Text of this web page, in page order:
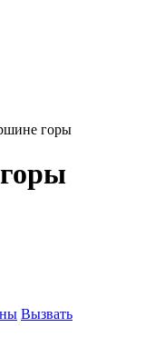
горы
Вызвать